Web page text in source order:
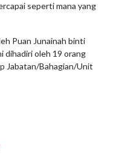
seperti mana yang
Puan Junainah binti
dihadiri oleh 19 orang
Jabatan/Bahagian/Unit